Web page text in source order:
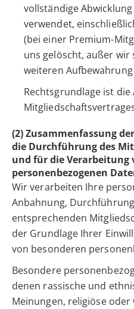
vollständige
verwendet,
(bei einer Premium-
uns gelöscht, außer wir
weiteren
Rechtsgrundlage ist die
(2) Zusammenfassung
die Durchführung des
und für die Verarbeitung
personenbezogenen
Wir verarbeiten Ihre
Anbahnung,
entsprechenden
der Grundlage Ihrer
von besonderen
Besondere
denen rassische und
Meinungen, religiöse